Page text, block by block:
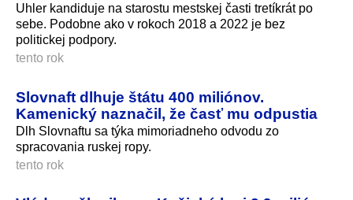
Uhler kandiduje na starostu mestskej časti tretíkrát po
sebe. Podobne ako v rokoch 2018 a 2022 je bez
politickej podpory.
tento rok
Slovnaft dlhuje štátu 400 miliónov.
Kamenický naznačil, že časť mu odpustia
Dlh Slovnaftu sa týka mimoriadneho odvodu zo
spracovania ruskej ropy.
tento rok